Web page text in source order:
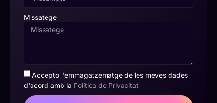
Missatege
Accepto l'emmagatzematge de les meves dades
d'acord amb la Política de Privacitat